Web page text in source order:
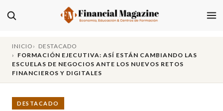
INICIO
DESTACADO
FORMACIÓN EJECUTIVA: ASÍ ESTÁN CAMBIANDO LAS
ESCUELAS DE NEGOCIOS ANTE LOS NUEVOS RETOS
FINANCIEROS Y DIGITALES
DESTACADO